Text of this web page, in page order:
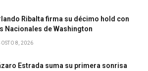
Ribalta firma su décimo hold con
Nacionales de Washington
8, 2026
Estrada suma su primera sonrisa